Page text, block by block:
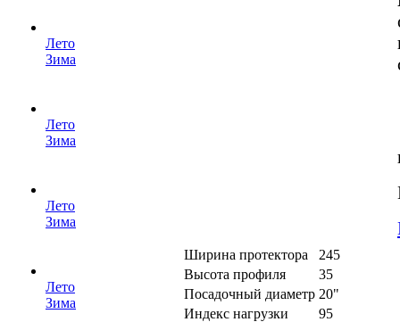
Лето
Зима
Лето
Зима
Лето
Зима
Лето
Зима
Ширина протектора
245
Высота профиля
35
Посадочный диаметр 20"
Индекс нагрузки
95